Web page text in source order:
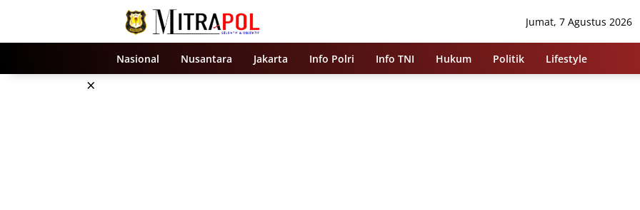
Jumat, 7 Agustus 2026
Nasional Nusantara Jakarta Info Polri Info TNI Hukum Politik Lifestyle
×